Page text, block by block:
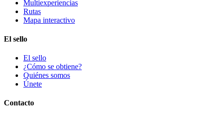
Multiexperiencias
Rutas
Mapa interactivo
El sello
El sello
¿Cómo se obtiene?
Quiénes somos
Únete
Contacto